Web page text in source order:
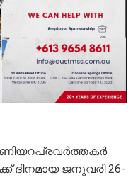
ദിനമായ ജനുവരി 26-